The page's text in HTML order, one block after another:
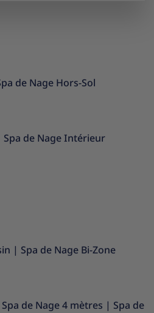
de Nage Hors-Sol
Spa de Nage Intérieur
| Spa de Nage Bi-Zone
Spa de Nage 4 mètres | Spa de